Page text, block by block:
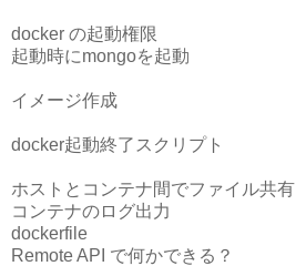
docker の起動権限
起動時にmongoを起動
イメージ作成
docker起動終了スクリプト
ホストとコンテナ間でファイル共有
コンテナのログ出力
dockerfile
Remote API で何かできる？